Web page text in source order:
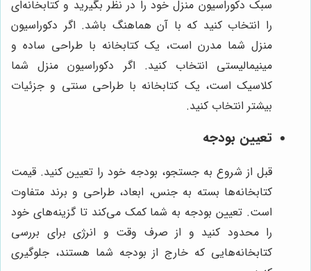
سبک دکوراسیون منزل خود را در نظر بگیرید و کتابخانه‌ای
را انتخاب کنید که با آن هماهنگ باشد. اگر دکوراسیون
منزل شما مدرن است، یک کتابخانه با طراحی ساده و
مینیمالیستی انتخاب کنید. اگر دکوراسیون منزل شما
کلاسیک است، یک کتابخانه با طراحی سنتی و جزئیات
بیشتر انتخاب کنید.
تعیین بودجه
قبل از شروع به جستجو، بودجه خود را تعیین کنید. قیمت
کتابخانه‌ها بسته به جنس، ابعاد، طراحی و برند متفاوت
است. تعیین بودجه به شما کمک می‌کند تا گزینه‌های خود
را محدود کنید و از صرف وقت و انرژی برای بررسی
کتابخانه‌هایی که خارج از بودجه شما هستند، جلوگیری